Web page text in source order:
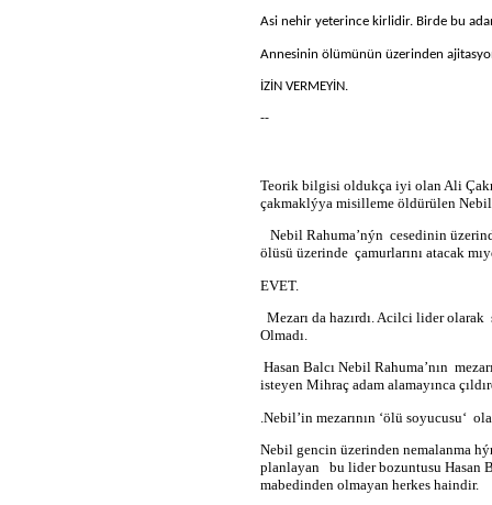
Asi nehir yeterince kirlidir. Birde bu
Annesinin ölümünün üzerinden
İZİN VERMEYİN.
--
Teorik bilgisi oldukça iyi olan Ali
çakmaklýya misilleme öldürülen
Nebil Rahuma’nýn cesedinin
ölüsü üzerinde çamurlarını atacak
EVET.
Mezarı da hazırdı. Acilci lider olarak
Olmadı.
Hasan Balcı Nebil Rahuma’nın
isteyen Mihraç adam alamayınca
.Nebil’in mezarının ‘ölü soyucusu‘
Nebil gencin üzerinden nemalanma
planlayan
bu lider bozuntusu Hasan
mabedinden olmayan herkes haindir.